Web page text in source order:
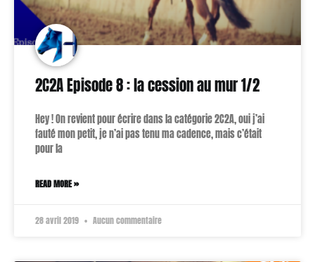
2C2A Episode 8 : la cession au mur 1/2
Hey ! On revient pour écrire dans la catégorie 2C2A, oui j’ai
fauté mon petit, je n’ai pas tenu ma cadence, mais c’était
pour la
READ MORE »
28 avril 2019 Aucun commentaire